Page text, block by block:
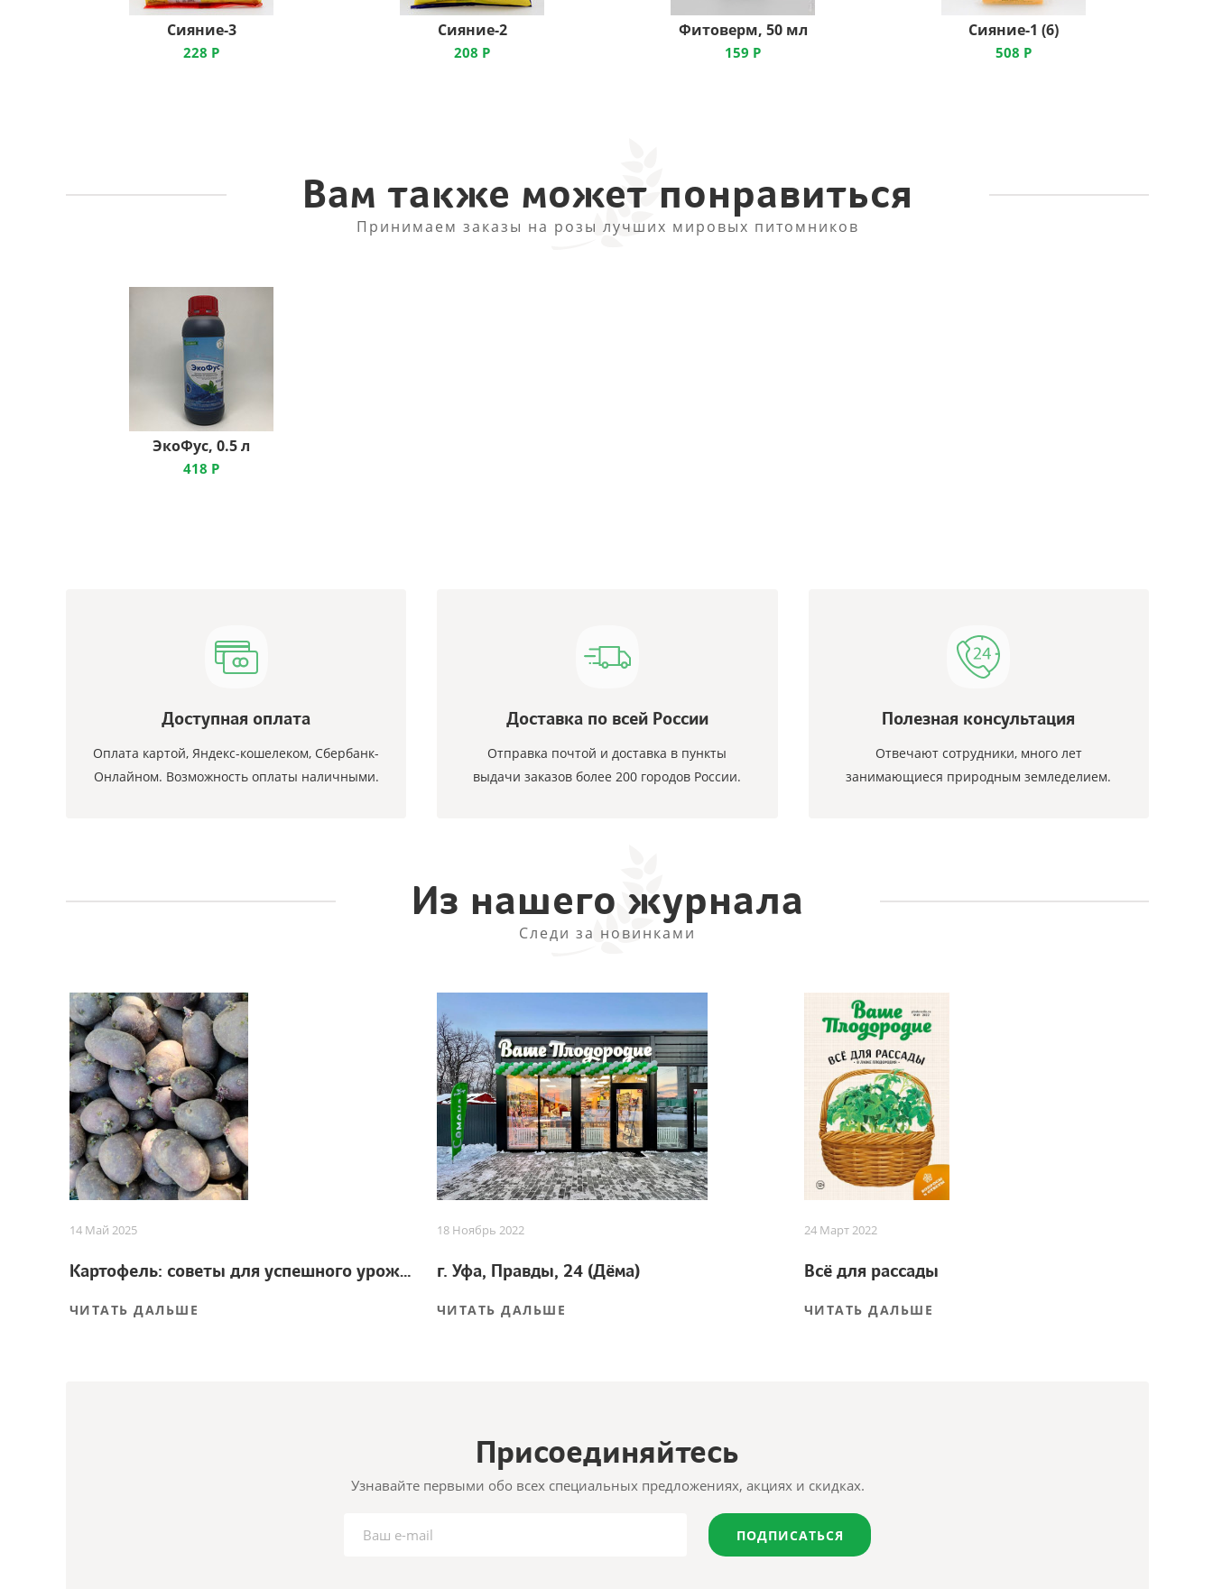
Сияние-3
228 Р
Сияние-2
208 Р
Фитоверм, 50 мл
159 Р
Сияние-1 (6)
508 Р
Вам также может понравиться
Принимаем заказы на розы лучших мировых питомников
ЭкоФус, 0.5 л
418 Р
Доступная оплата
Оплата картой, Яндекс-кошелеком, Сбербанк-
Онлайном. Возможность оплаты наличными.
Доставка по всей России
Отправка почтой и доставка в пункты
выдачи заказов более 200 городов России.
Полезная консультация
Отвечают сотрудники, много лет
занимающиеся природным земледелием.
Из нашего журнала
Следи за новинками
14 Май 2025
Картофель: советы для успешного урожая
ЧИТАТЬ ДАЛЬШЕ
18 Ноябрь 2022
г. Уфа, Правды, 24 (Дёма)
ЧИТАТЬ ДАЛЬШЕ
24 Март 2022
Всё для рассады
ЧИТАТЬ ДАЛЬШЕ
Присоединяйтесь
Узнавайте первыми обо всех специальных предложениях, акциях и скидках.
ПОДПИСАТЬСЯ